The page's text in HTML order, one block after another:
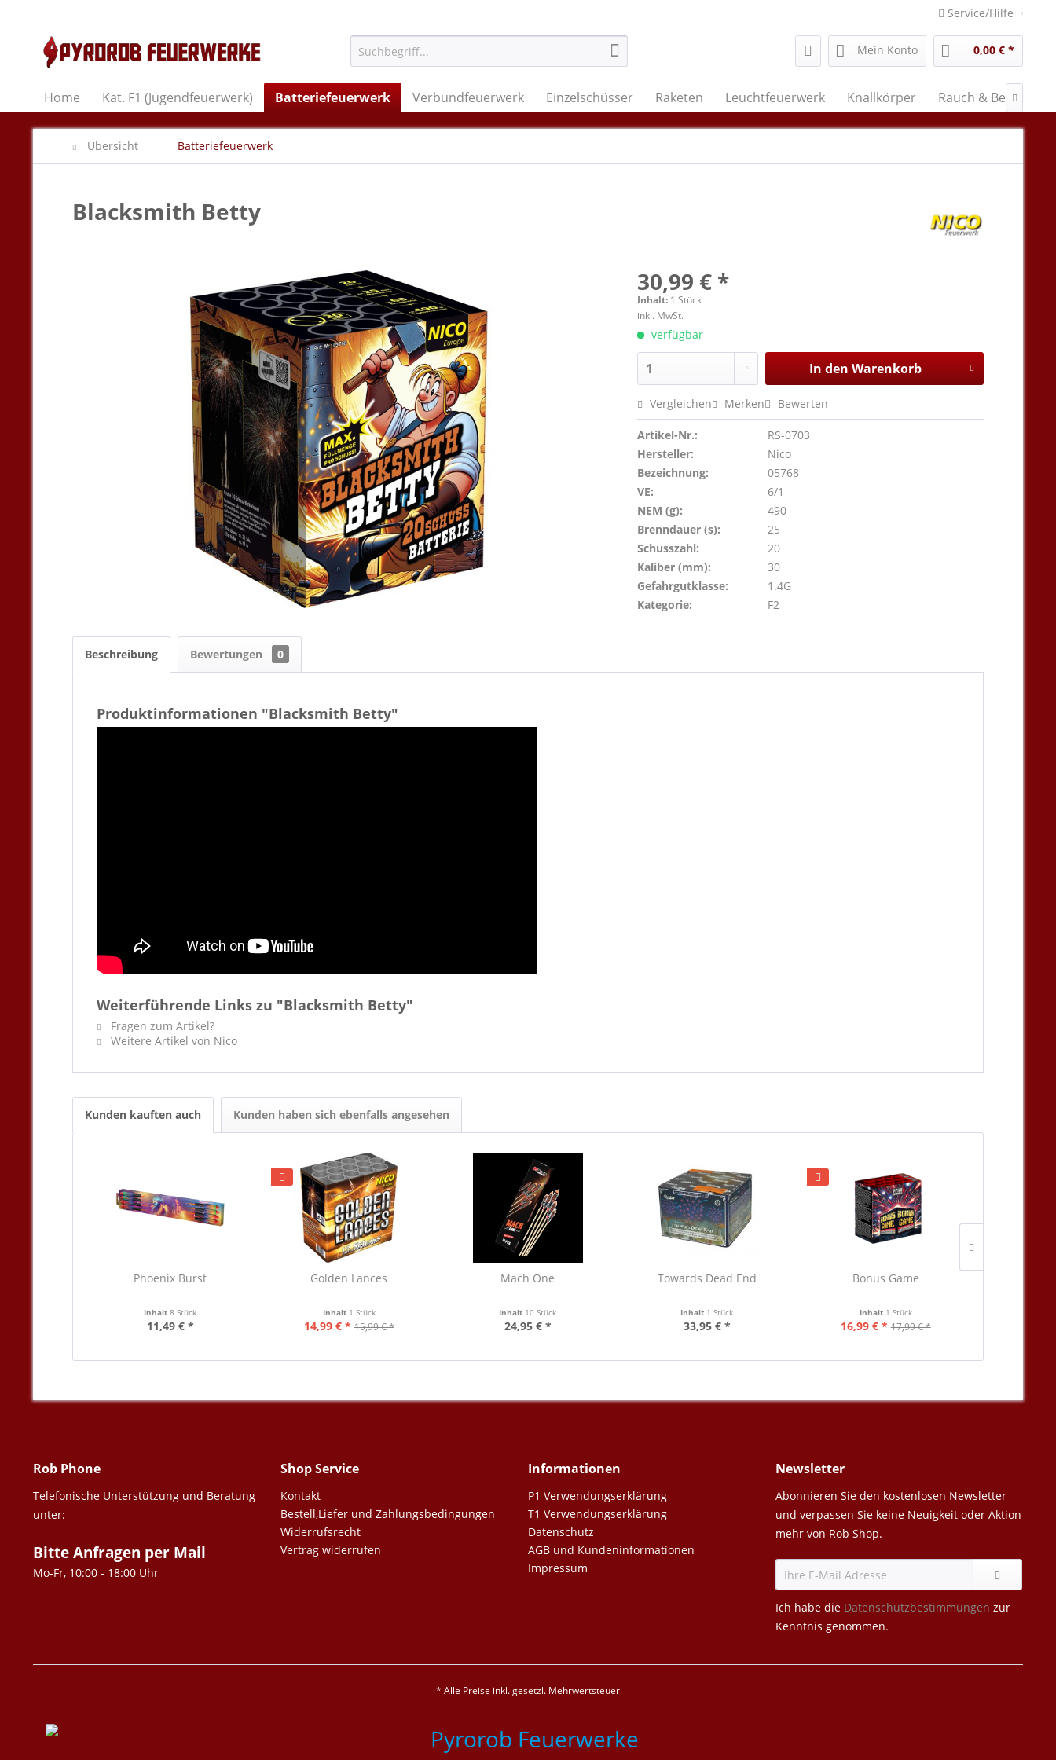
Service/Hilfe
Mein Konto 0,00 € *
Home Kat. F1 (Jugendfeuerwerk) Batteriefeuerwerk Verbundfeuerwerk Einzelschüsser Raketen Leuchtfeuerwerk Knallkörper Rauch & Bengal

Übersicht Batteriefeuerwerk
Blacksmith Betty
30,99 € *
Inhalt: 1 Stück
inkl. MwSt.
verfügbar
In den Warenkorb
Vergleichen Merken Bewerten
Artikel-Nr.:
RS-0703
Hersteller:
Nico
Bezeichnung:
05768
VE:
6/1
NEM (g):
490
Brenndauer (s):
25
Schusszahl:
20
Kaliber (mm):
30
Gefahrgutklasse:
1.4G
Kategorie:
F2
Beschreibung Bewertungen 0
Produktinformationen "Blacksmith Betty"
Weiterführende Links zu "Blacksmith Betty"
Fragen zum Artikel?
Weitere Artikel von Nico
Kunden kauften auch Kunden haben sich ebenfalls angesehen
Phoenix Burst
Inhalt8 Stück
11,49 € *
Golden Lances
Inhalt 1 Stück
14,99 € * 15,99 € *
Mach One
Inhalt 10 Stück
24,95 € *
Towards Dead End
Inhalt 1 Stück
33,95 € *
Bonus Game
Inhalt 1 Stück
16,99 € * 17,99 € *
Rob Phone
Telefonische Unterstützung und Beratung
unter:
Bitte Anfragen per Mail
Mo-Fr, 10:00 - 18:00 Uhr
Shop Service
Kontakt
Bestell,Liefer und Zahlungsbedingungen
Widerrufsrecht
Vertrag widerrufen
Informationen
P1 Verwendungserklärung
T1 Verwendungserklärung
Datenschutz
AGB und Kundeninformationen
Impressum
Newsletter
Abonnieren Sie den kostenlosen Newsletter
und verpassen Sie keine Neuigkeit oder Aktion
mehr von Rob Shop.
Ich habe die Datenschutzbestimmungen zur
Kenntnis genommen.
* Alle Preise inkl. gesetzl. Mehrwertsteuer